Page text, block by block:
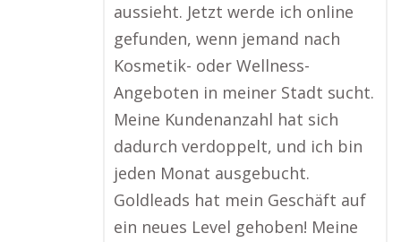
aussieht. Jetzt werde ich online
gefunden, wenn jemand nach
Kosmetik- oder Wellness-
Angeboten in meiner Stadt sucht.
Meine Kundenanzahl hat sich
dadurch verdoppelt, und ich bin
jeden Monat ausgebucht.
Goldleads hat mein Geschäft auf
ein neues Level gehoben! Meine